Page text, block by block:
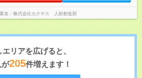
名 株式会社カクヤス 人財創造部
エリアを広げると、
が205件増えます！